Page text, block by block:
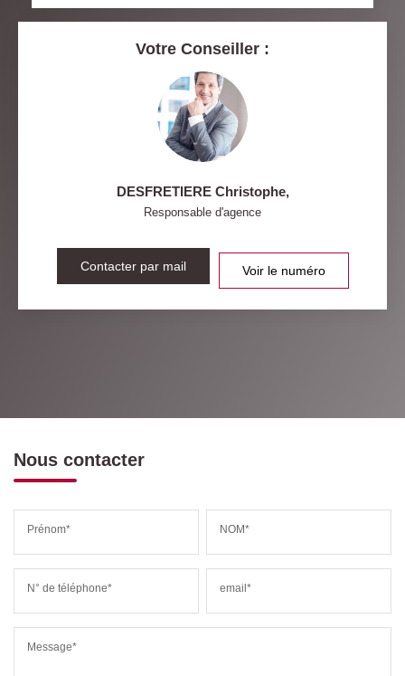
MÉDECINS
Votre Conseiller :
DESFRETIERE Christophe,
Responsable d'agence
Contacter par mail Voir le numéro
Nous contacter
Prénom* NOM*
N° de téléphone* email*
Message*